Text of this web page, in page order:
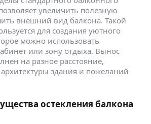
увеличить полезную
внешний вид балкона. Такой
для создания уютного
можно использовать
или зону отдыха. Вынос
на разное расстояние,
здания и пожеланий
остекления балкона